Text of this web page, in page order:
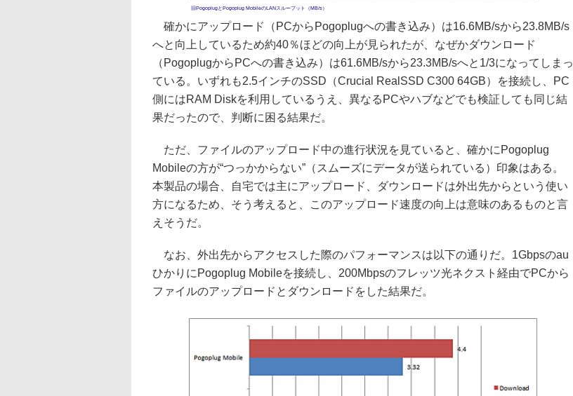
旧PogoplugとPogoplug MobileのLANスループット（MB/s）
確かにアップロード（PCからPogoplugへの書き込み）は16.6MB/sから23.8MB/s
へと向上しているため約40％ほどの向上が見られたが、なぜかダウンロード
（PogoplugからPCへの書き込み）は61.6MB/sから23.3MB/sへと1/3になってしまっ
ている。いずれも2.5インチのSSD（Crucial RealSSD C300 64GB）を接続し、PC
側にはRAM Diskを利用しているうえ、異なるPCやハブなどでも検証しても同じ結
果だったので、判断に困る結果だ。
ただ、ファイルのアップロード中の進行状況を見ていると、確かにPogoplug
Mobileの方が“つっかからない”（スムーズにデータが送られている）印象はある。
本製品の場合、自宅では主にアップロード、ダウンロードは外出先からという使い
方になるため、そう考えると、このアップロード速度の向上は意味のあるものと言
えそうだ。
なお、外出先からアクセスした際のパフォーマンスは以下の通りだ。1Gbpsのau
ひかりにPogoplug Mobileを接続し、200Mbpsのフレッツ光ネクスト経由でPCから
ファイルのアップロードとダウンロードをした結果だ。